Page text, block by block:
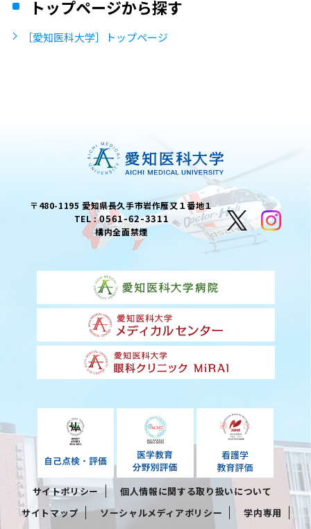
トップページから探す
［愛知医科大学］トップページ
〒480-1195 愛知県長久手市岩作雁又１番地１
TEL :0561-62-3311
構内全面禁煙
サイトポリシー
個人情報に関する取り扱いについて
サイトマップ
ソーシャルメディアポリシー
学内専用